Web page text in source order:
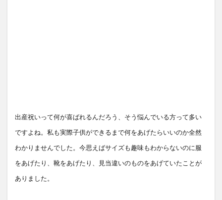
出産祝いって何が喜ばれるんだろう、そう悩んでいる方って多い
ですよね。私も実際子供ができるまで何をあげたらいいのか全然
わかりませんでした。今思えばサイズも趣味もわからないのに服
をあげたり、靴をあげたり、見当違いのものをあげていたことが
ありました。